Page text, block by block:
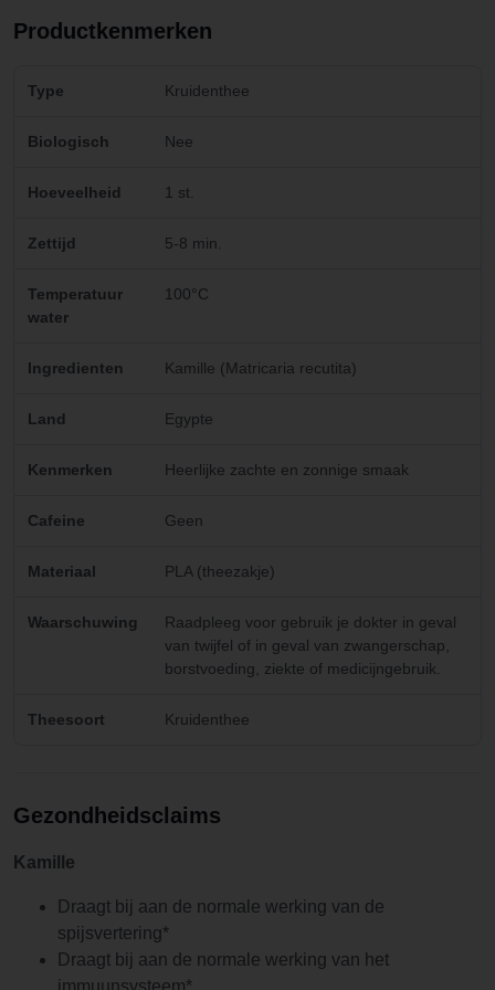
Productkenmerken
Type Kruidenthee
Biologisch Nee
Hoeveelheid 1 st.
Zettijd 5-8 min.
Temperatuur
water
100°C
Ingredienten Kamille (Matricaria recutita)
Land Egypte
Kenmerken Heerlijke zachte en zonnige smaak
Cafeine Geen
Materiaal PLA (theezakje)
Waarschuwing
Raadpleeg voor gebruik je dokter in geval
van twijfel of in geval van zwangerschap,
borstvoeding, ziekte of medicijngebruik.
Theesoort Kruidenthee
Gezondheidsclaims
Kamille
Draagt bij aan de normale werking van de
spijsvertering*
Draagt bij aan de normale werking van het